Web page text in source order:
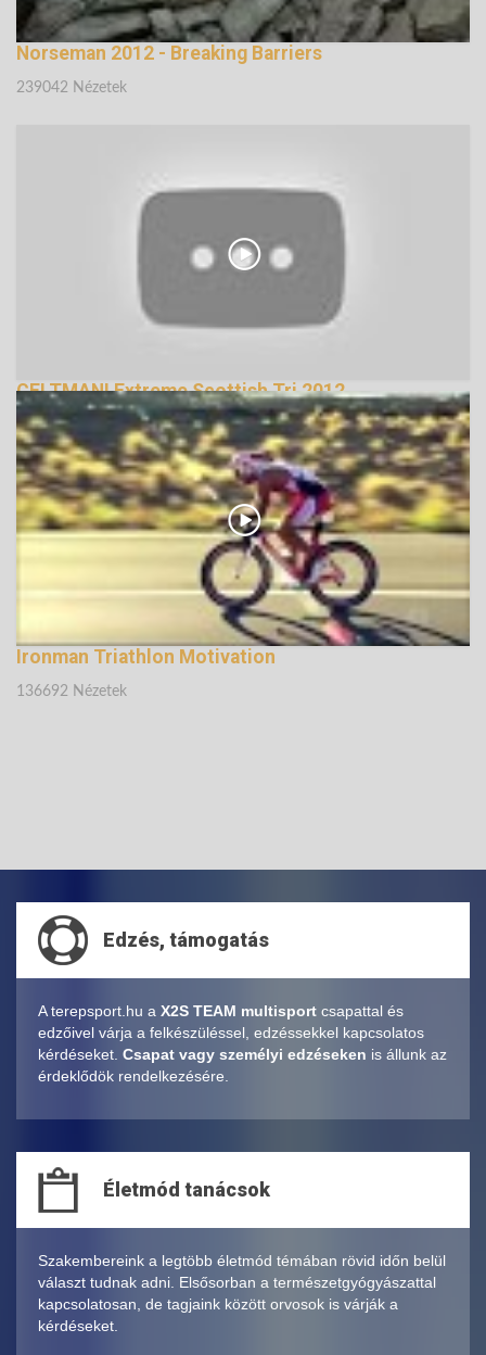
Norseman 2012 - Breaking Barriers
239042 Nézetek
CELTMAN! Extreme Scottish Tri 2012
132486 Nézetek
Ironman Triathlon Motivation
136692 Nézetek
Edzés, támogatás
A terepsport.hu a X2S TEAM multisport csapattal és
edzőivel várja a felkészüléssel, edzéssekkel kapcsolatos
kérdéseket. Csapat vagy személyi edzéseken is állunk az
érdeklődök rendelkezésére.
Életmód tanácsok
Szakembereink a legtöbb életmód témában rövid időn belül
választ tudnak adni. Elsősorban a természetgyógyászattal
kapcsolatosan, de tagjaink között orvosok is várják a
kérdéseket.